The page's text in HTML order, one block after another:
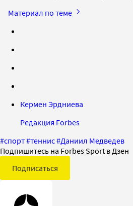
Материал по теме
Кермен Эрдниева
Редакция Forbes
#спорт#теннис#Даниил Медведев
Подпишитесь на Forbes Sport в Дзен
Подписаться